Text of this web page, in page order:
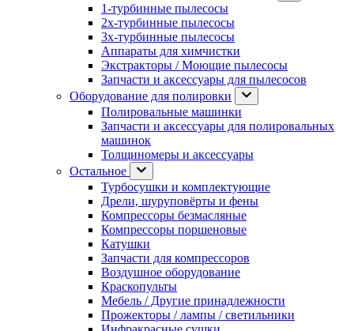
1-турбинные пылесосы
2х-турбинные пылесосы
3х-турбинные пылесосы
Аппараты для химчистки
Экстракторы / Моющие пылесосы
Запчасти и аксессуары для пылесосов
Оборудование для полировки
Полировальные машинки
Запчасти и аксессуары для полировальных
машинок
Толщиномеры и аксессуары
Остальное
Турбосушки и комплектующие
Дрели, шуруповёрты и фены
Компрессоры безмасляные
Компрессоры поршеновые
Катушки
Запчасти для компрессоров
Воздушное оборудование
Краскопульты
Мебель / Другие принадлежности
Прожекторы / лампы / светильники